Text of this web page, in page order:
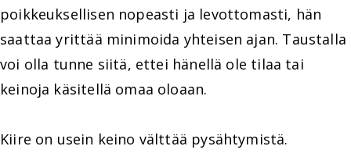
poikkeuksellisen nopeasti ja levottomasti, hän
saattaa yrittää minimoida yhteisen ajan. Taustalla
voi olla tunne siitä, ettei hänellä ole tilaa tai
keinoja käsitellä omaa oloaan.
Kiire on usein keino välttää pysähtymistä.